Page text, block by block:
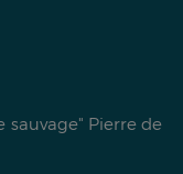
sauvage" Pierre de